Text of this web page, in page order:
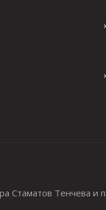
Стаматов Тенчева